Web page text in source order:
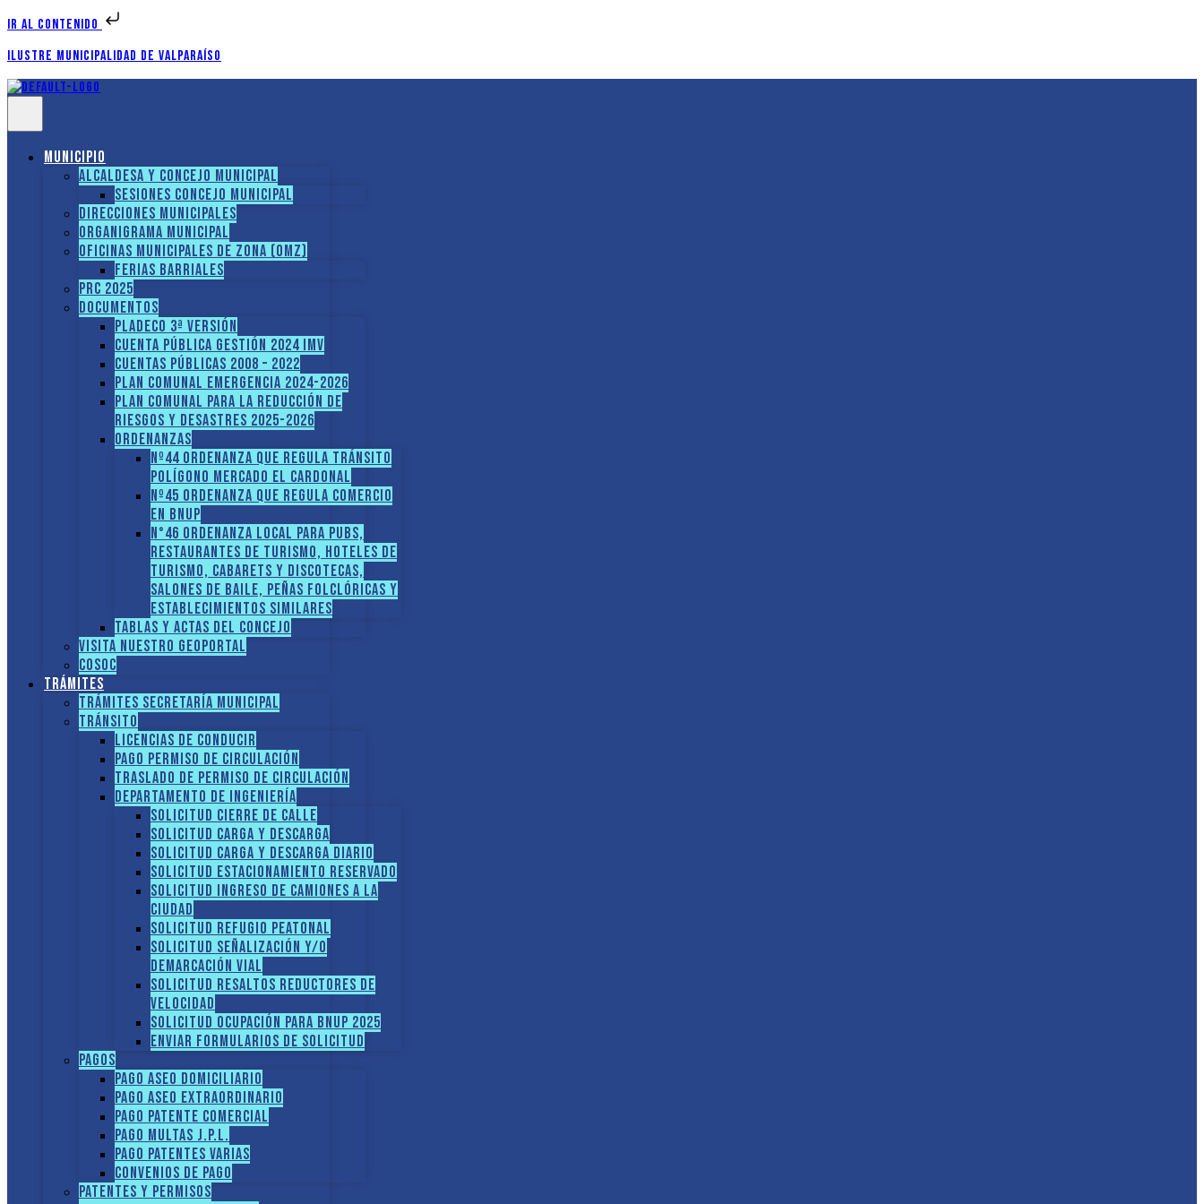
Ir al contenido
Ilustre Municipalidad de Valparaíso
Municipio
Alcaldesa y Concejo Municipal
Sesiones Concejo Municipal
Direcciones municipales
Organigrama Municipal
Oficinas Municipales de Zona (OMZ)
Ferias Barriales
PRC 2025
Documentos
PLADECO 3ª VERSIÓN
CUENTA PÚBLICA GESTIÓN 2024 IMV
Cuentas Públicas 2008 – 2022
PLAN COMUNAL EMERGENCIA 2024-2026
PLAN COMUNAL PARA LA REDUCCIÓN DE
RIESGOS Y DESASTRES 2025-2026
ORDENANZAS
Nº44 Ordenanza que regula tránsito
Polígono Mercado El Cardonal
Nº45 Ordenanza que regula comercio
en BNUP
N°46 Ordenanza local para pubs,
restaurantes de turismo, hoteles de
turismo, cabarets y discotecas,
salones de baile, peñas folclóricas y
establecimientos similares
Tablas y Actas del Concejo
Visita nuestro GEOPORTAL
COSOC
Trámites
Trámites Secretaría Municipal
Tránsito
Licencias de conducir
Pago Permiso de Circulación
Traslado de Permiso de circulación
Departamento de Ingeniería
Solicitud Cierre de calle
Solicitud Carga y descarga
Solicitud Carga y descarga diario
Solicitud Estacionamiento reservado
Solicitud Ingreso de camiones a la
ciudad
Solicitud Refugio peatonal
Solicitud Señalización y/o
demarcación vial
Solicitud Resaltos reductores de
velocidad
Solicitud Ocupación para BNUP 2025
ENVIAR FORMULARIOS DE SOLICITUD
Pagos
Pago Aseo domiciliario
Pago Aseo extraordinario
Pago Patente comercial
Pago multas J.P.L.
Pago Patentes varias
Convenios de pago
Patentes y Permisos